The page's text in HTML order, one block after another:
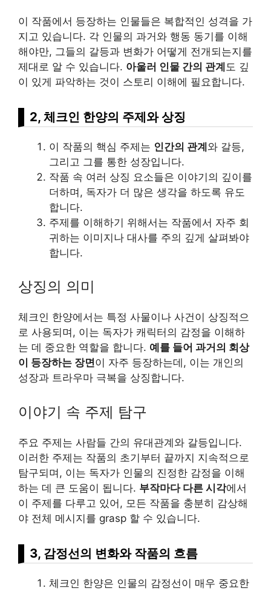
이 작품에서 등장하는 인물들은 복합적인 성격을 가
지고 있습니다. 각 인물의 과거와 행동 동기를 이해
해야만, 그들의 갈등과 변화가 어떻게 전개되는지를
제대로 알 수 있습니다. 아울러 인물 간의 관계 도 깊
이 있게 파악하는 것이 스토리 이해에 필요합니다.
2, 체크인 한양의 주제와 상징
이 작품의 핵심 주제는 인간의 관계와 갈등,
그리고 그를 통한 성장입니다.
작품 속 여러 상징 요소들은 이야기의 깊이를
더하며, 독자가 더 많은 생각을 하도록 유도
합니다.
주제를 이해하기 위해서는 작품에서 자주 회
귀하는 이미지나 대사를 주의 깊게 살펴봐야
합니다.
상징의 의미
체크인 한양에서는 특정 사물이나 사건이 상징적으
로 사용되며, 이는 독자가 캐릭터의 감정을 이해하
는 데 중요한 역할을 합니다. 예를 들어 과거의 회상
이 등장하는 장면이 자주 등장하는데, 이는 개인의
성장과 트라우마 극복을 상징합니다.
이야기 속 주제 탐구
주요 주제는 사람들 간의 유대관계와 갈등입니다.
이러한 주제는 작품의 초기부터 끝까지 지속적으로
탐구되며, 이는 독자가 인물의 진정한 감정을 이해
하는 데 큰 도움이 됩니다. 부작마다 다른 시각에서
이 주제를 다루고 있어, 모든 작품을 충분히 감상해
야 전체 메시지를 grasp 할 수 있습니다.
3, 감정선의 변화와 작품의 흐름
체크인 한양은 인물의 감정선이 매우 중요한